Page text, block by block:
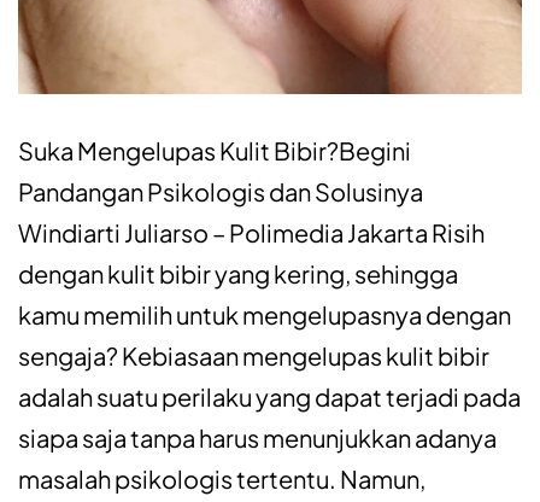
Suka Mengelupas Kulit Bibir?Begini
Pandangan Psikologis dan Solusinya
Windiarti Juliarso – Polimedia Jakarta Risih
dengan kulit bibir yang kering, sehingga
kamu memilih untuk mengelupasnya dengan
sengaja? Kebiasaan mengelupas kulit bibir
adalah suatu perilaku yang dapat terjadi pada
siapa saja tanpa harus menunjukkan adanya
masalah psikologis tertentu. Namun,